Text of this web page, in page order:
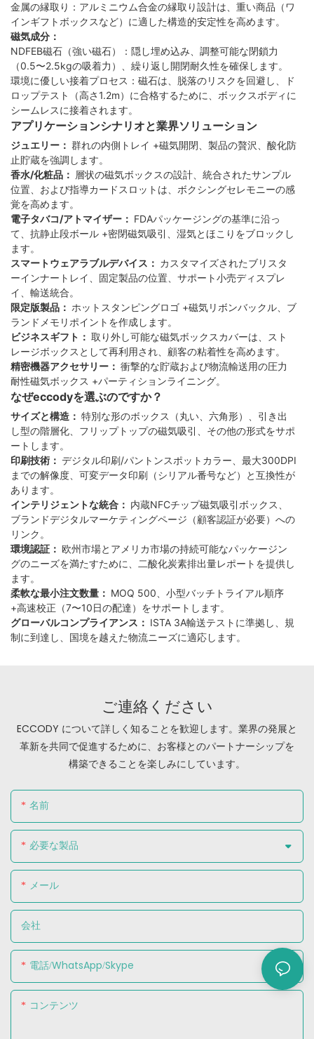
金属の縁取り：アルミニウム合金の縁取り設計は、重い商品（ワ
インギフトボックスなど）に適した構造的安定性を高めます。
磁気成分：
NDFEB磁石（強い磁石）：隠し埋め込み、調整可能な閉鎖力
（0.5〜2.5kgの吸着力）、繰り返し開閉耐久性を確保します。
環境に優しい接着プロセス：磁石は、脱落のリスクを回避し、ド
ロップテスト（高さ1.2m）に合格するために、ボックスボディに
シームレスに接着されます。
アプリケーションシナリオと業界ソリューション
ジュエリー： 群れの内側トレイ +磁気開閉、製品の贅沢、酸化防
止貯蔵を強調します。
香水/化粧品： 層状の磁気ボックスの設計、統合されたサンプル
位置、および指導カードスロットは、ボクシングセレモニーの感
覚を高めます。
電子タバコ/アトマイザー： FDAパッケージングの基準に沿っ
て、抗静止段ボール +密閉磁気吸引、湿気とほこりをブロックし
ます。
スマートウェアラブルデバイス： カスタマイズされたブリスタ
ーインナートレイ、固定製品の位置、サポート小売ディスプレ
イ、輸送統合。
限定版製品： ホットスタンピングロゴ +磁気リボンバックル、ブ
ランドメモリポイントを作成します。
ビジネスギフト： 取り外し可能な磁気ボックスカバーは、スト
レージボックスとして再利用され、顧客の粘着性を高めます。
精密機器アクセサリー： 衝撃的な貯蔵および物流輸送用の圧力
耐性磁気ボックス +パーティションライニング。
なぜeccodyを選ぶのですか？
サイズと構造： 特別な形のボックス（丸い、六角形）、引き出
し型の階層化、フリップトップの磁気吸引、その他の形式をサポ
ートします。
印刷技術： デジタル印刷/パントンスポットカラー、最大300DPI
までの解像度、可変データ印刷（シリアル番号など）と互換性が
あります。
インテリジェントな統合： 内蔵NFCチップ磁気吸引ボックス、
ブランドデジタルマーケティングページ（顧客認証が必要）への
リンク。
環境認証： 欧州市場とアメリカ市場の持続可能なパッケージン
グのニーズを満たすために、二酸化炭素排出量レポートを提供し
ます。
柔軟な最小注文数量： MOQ 500、小型バッチトライアル順序
+高速校正（7〜10日の配達）をサポートします。
グローバルコンプライアンス： ISTA 3A輸送テストに準拠し、規
制に到達し、国境を越えた物流ニーズに適応します。
ご連絡ください
ECCODY について詳しく知ることを歓迎します。業界の発展と
革新を共同で促進するために、お客様とのパートナーシップを
構築できることを楽しみにしています。
名前
必要な製品
メール
会社
電話/WhatsApp/Skype
コンテンツ